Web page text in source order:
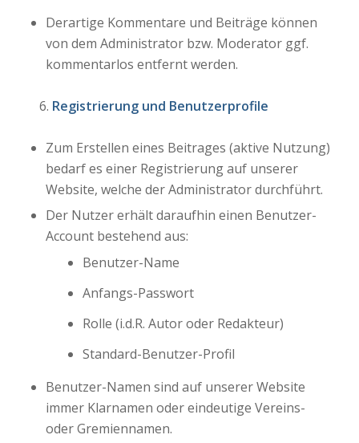
Derartige Kommentare und Beiträge können
von dem Administrator bzw. Moderator ggf.
kommentarlos entfernt werden.
Registrierung und Benutzerprofile
Zum Erstellen eines Beitrages (aktive Nutzung)
bedarf es einer Registrierung auf unserer
Website, welche der Administrator durchführt.
Der Nutzer erhält daraufhin einen Benutzer-
Account bestehend aus:
Benutzer-Name
Anfangs-Passwort
Rolle (i.d.R. Autor oder Redakteur)
Standard-Benutzer-Profil
Benutzer-Namen sind auf unserer Website
immer Klarnamen oder eindeutige Vereins-
oder Gremiennamen.